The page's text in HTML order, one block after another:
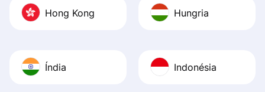
Hong Kong Hungria
Índia Indonésia